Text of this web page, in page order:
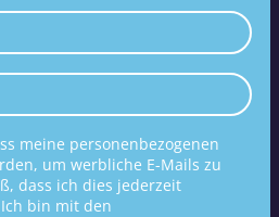
meine personenbezogenen
um werbliche E-Mails zu
dass ich dies jederzeit
bin mit den